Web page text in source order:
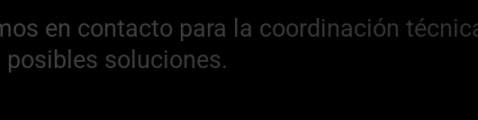
en contacto para la coordinación
soluciones.